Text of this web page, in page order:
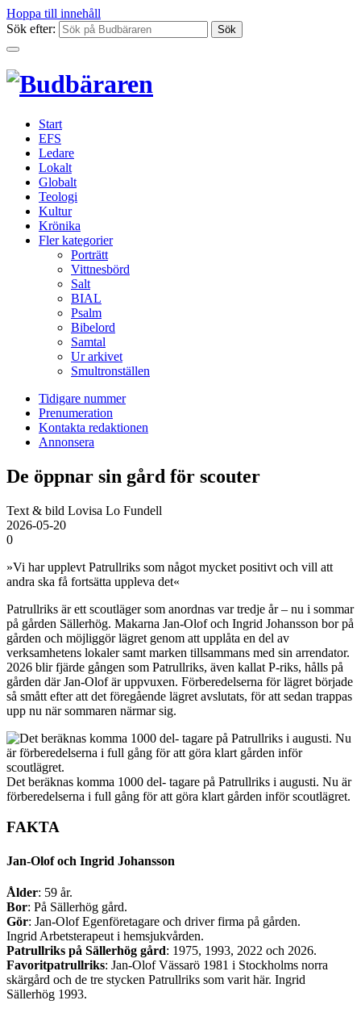
Hoppa till innehåll
Sök efter:
Start
EFS
Ledare
Lokalt
Globalt
Teologi
Kultur
Krönika
Fler kategorier
Porträtt
Vittnesbörd
Salt
BIAL
Psalm
Bibelord
Samtal
Ur arkivet
Smultronställen
Tidigare nummer
Prenumeration
Kontakta redaktionen
Annonsera
De öppnar sin gård för scouter
Text & bild Lovisa Lo Fundell
2026-05-20
0
»Vi har upplevt Patrullriks som något mycket positivt och vill att
andra ska få fortsätta uppleva det«
Patrullriks är ett scoutläger som anordnas var tredje år – nu i sommar
på gården Sällerhög. Makarna Jan-Olof och Ingrid Johansson bor på
gården och möjliggör lägret genom att upplåta en del av
verksamhetens lokaler samt marken tillsammans med sin arrendator.
2026 blir fjärde gången som Patrullriks, även kallat P-riks, hålls på
gården där Jan-Olof är uppvuxen. Förberedelserna för lägret började
så smått efter att det föregående lägret avslutats, för att sedan trappas
upp nu när sommaren närmar sig.
Det beräknas komma 1000 del- tagare på Patrullriks i augusti. Nu är
för­bered­elserna i full gång för att göra klart gården inför scoutlägret.
FAKTA
Jan-Olof och Ingrid Johansson
Ålder: 59 år.
Bor: På Sällerhög gård.
Gör: Jan-Olof Egenföre­tagare och driver firma på gården.
Ingrid Arbets­terapeut i hemsjukvården.
Patrullriks på Sällerhög gård: 1975, 1993, 2022 och 2026.
Favoritpatrullriks: Jan-Olof Vässarö 1981 i Stockholms norra
skärgård och de tre stycken Patrullriks som varit här. Ingrid
Sällerhög 1993.